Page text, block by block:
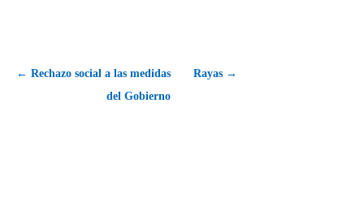
← Rechazo social a las medidas
del Gobierno
Rayas →